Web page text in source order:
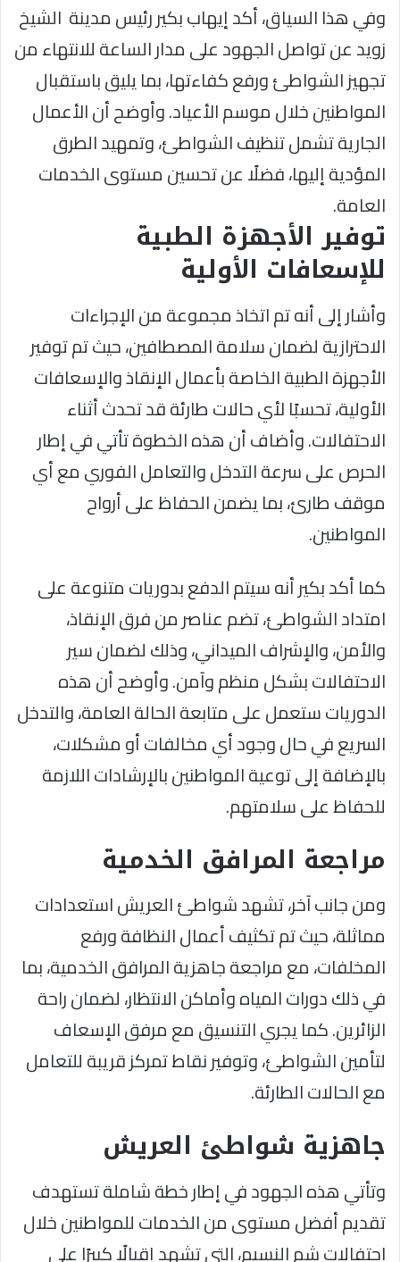
وفي هذا السياق، أكد إيهاب بكير رئيس مدينة الشيخ
زويد عن تواصل الجهود على مدار الساعة للانتهاء من
تجهيز الشواطئ ورفع كفاءتها، بما يليق باستقبال
المواطنين خلال موسم الأعياد. وأوضح أن الأعمال
الجارية تشمل تنظيف الشواطئ، وتمهيد الطرق
المؤدية إليها، فضلًا عن تحسين مستوى الخدمات
العامة.
توفير الأجهزة الطبية
للإسعافات الأولية
وأشار إلى أنه تم اتخاذ مجموعة من الإجراءات
الاحترازية لضمان سلامة المصطافين، حيث تم توفير
الأجهزة الطبية الخاصة بأعمال الإنقاذ والإسعافات
الأولية، تحسبًا لأي حالات طارئة قد تحدث أثناء
الاحتفالات. وأضاف أن هذه الخطوة تأتي في إطار
الحرص على سرعة التدخل والتعامل الفوري مع أي
موقف طارئ، بما يضمن الحفاظ على أرواح
المواطنين.
كما أكد بكير أنه سيتم الدفع بدوريات متنوعة على
امتداد الشواطئ، تضم عناصر من فرق الإنقاذ،
والأمن، والإشراف الميداني، وذلك لضمان سير
الاحتفالات بشكل منظم وآمن. وأوضح أن هذه
الدوريات ستعمل على متابعة الحالة العامة، والتدخل
السريع في حال وجود أي مخالفات أو مشكلات،
بالإضافة إلى توعية المواطنين بالإرشادات اللازمة
للحفاظ على سلامتهم.
مراجعة المرافق الخدمية
ومن جانب آخر، تشهد شواطئ العريش استعدادات
مماثلة، حيث تم تكثيف أعمال النظافة ورفع
المخلفات، مع مراجعة جاهزية المرافق الخدمية، بما
في ذلك دورات المياه وأماكن الانتظار، لضمان راحة
الزائرين. كما يجري التنسيق مع مرفق الإسعاف
لتأمين الشواطئ، وتوفير نقاط تمركز قريبة للتعامل
مع الحالات الطارئة.
جاهزية شواطئ العريش
وتأتي هذه الجهود في إطار خطة شاملة تستهدف
تقديم أفضل مستوى من الخدمات للمواطنين خلال
احتفالات شم النسيم، التي تشهد إقبالًا كبيرًا على